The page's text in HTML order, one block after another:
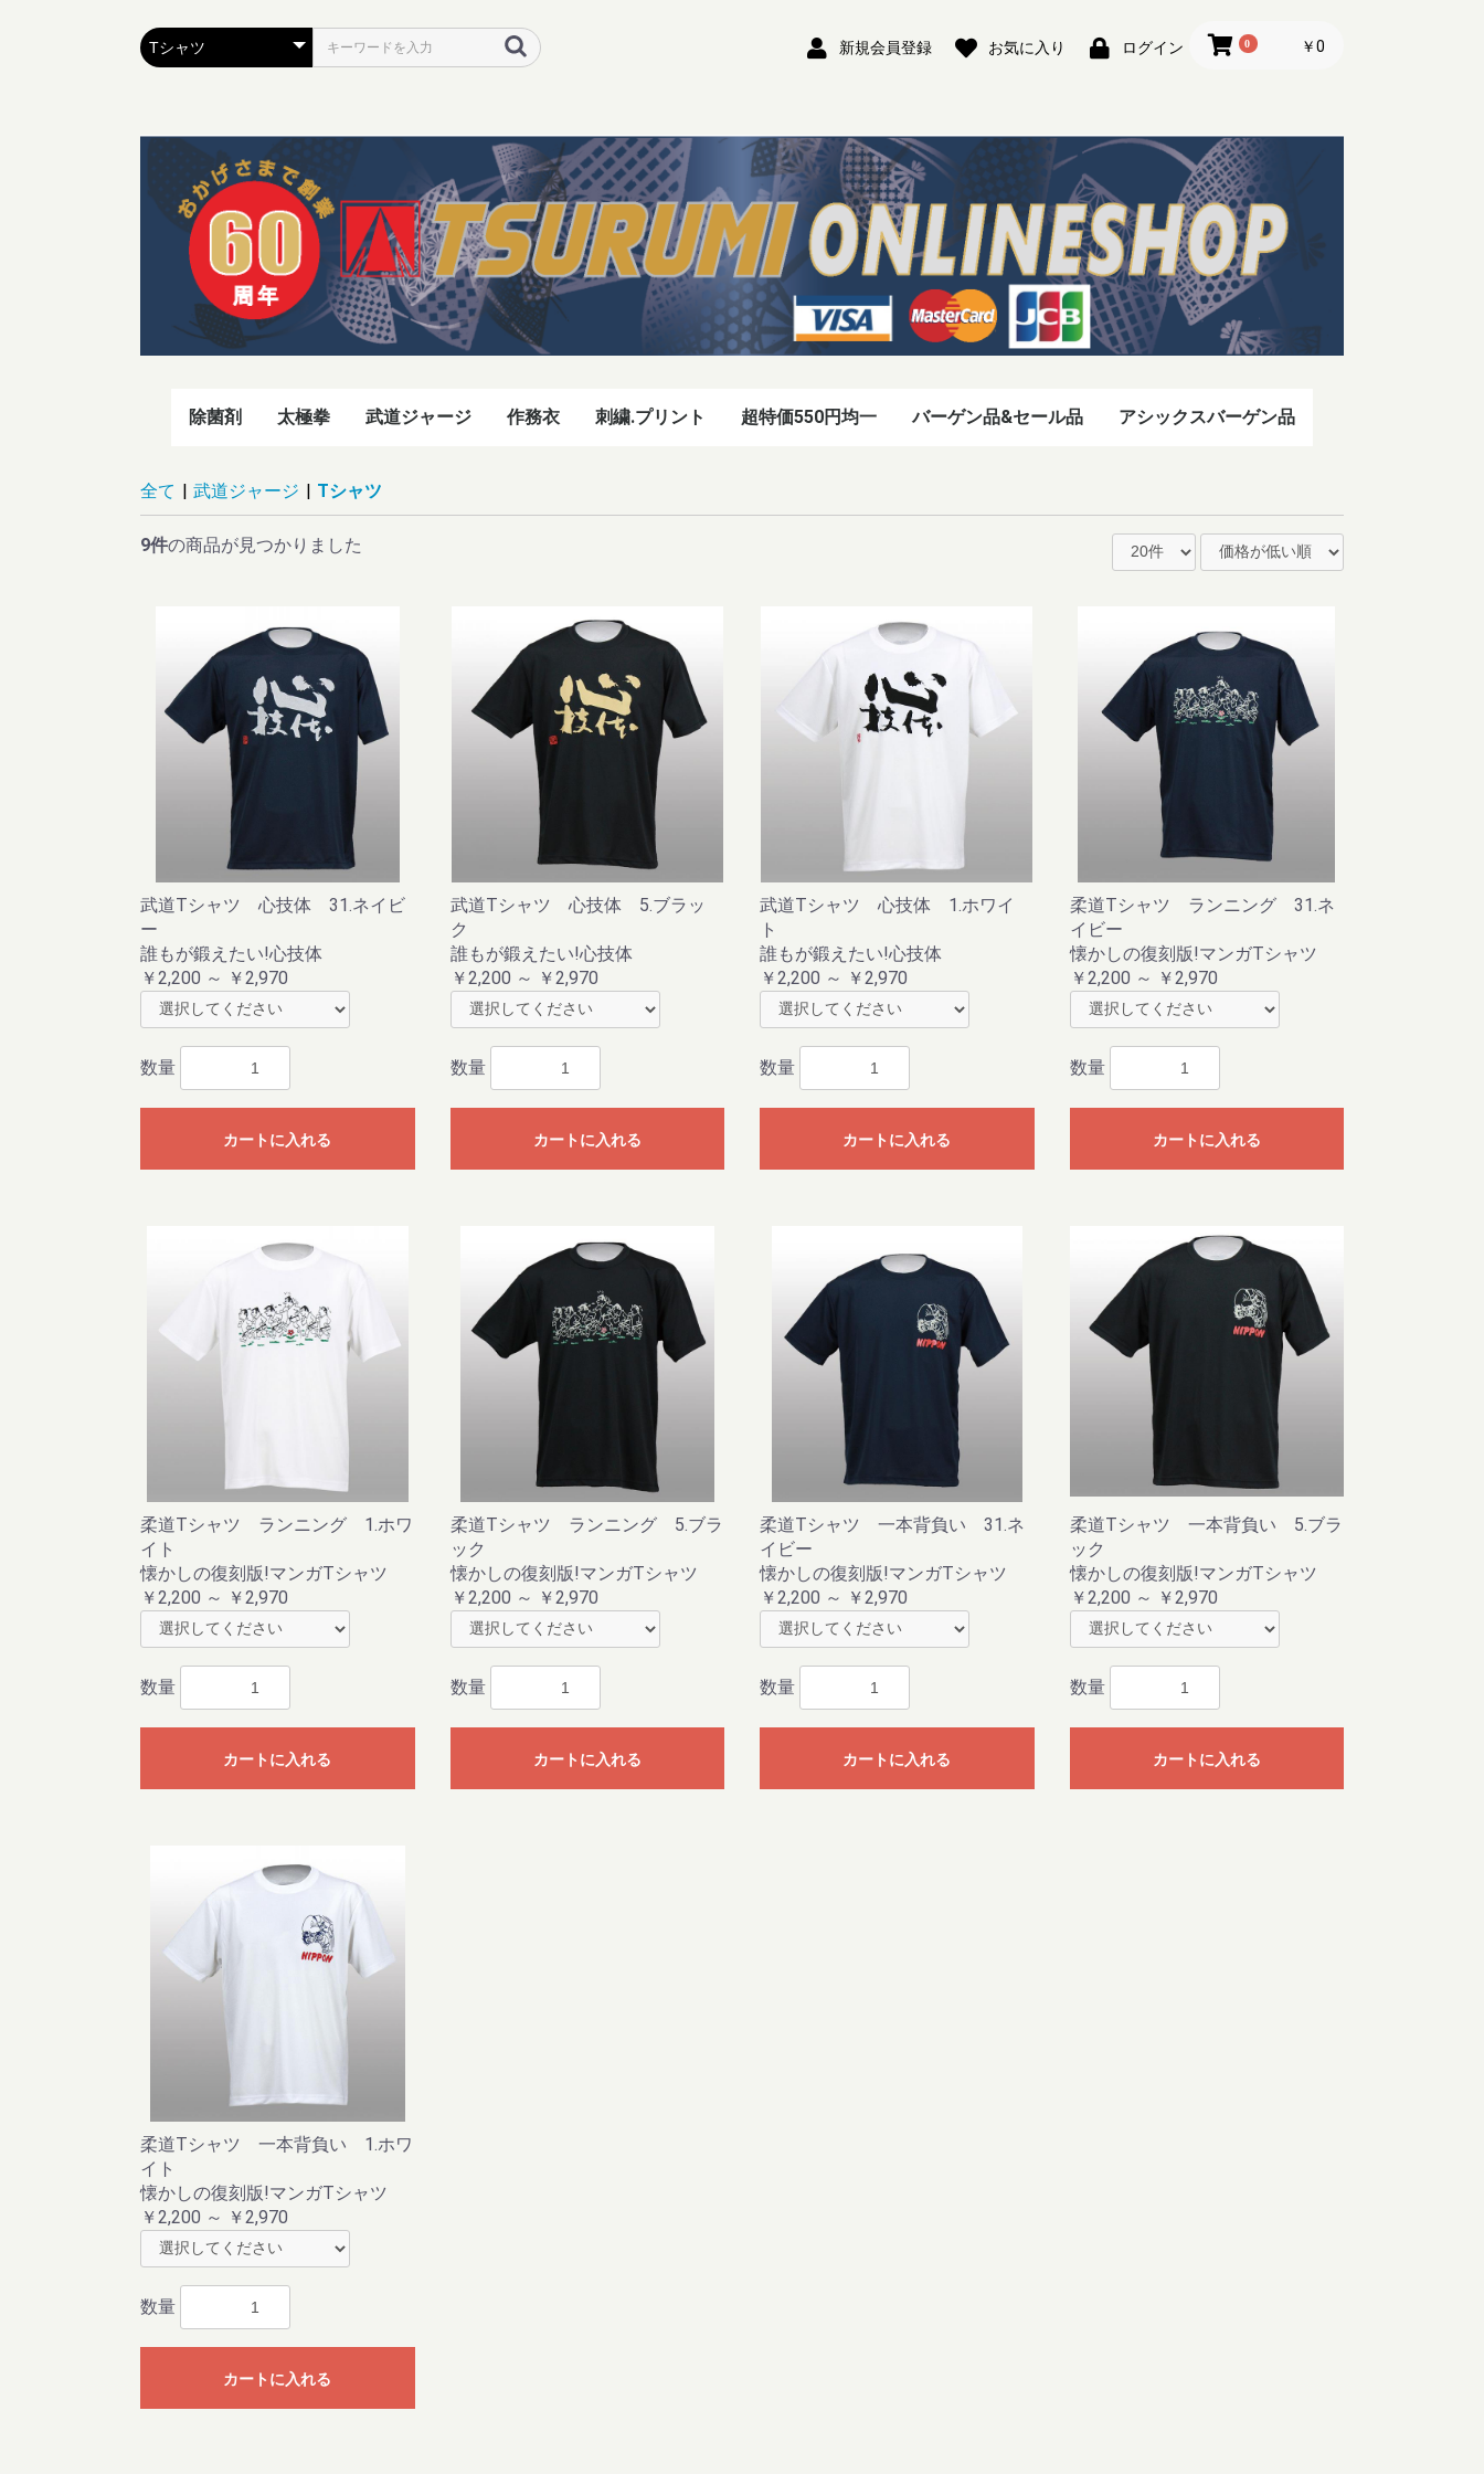
新規会員登録 お気に入り ログイン 0 ￥0
除菌剤 太極拳
等
武道ジャージ 作務衣 刺繍.プリント 超特価550円均一 バーゲン品&セール品 アシックスバーゲン品
全て | 武道ジャージ | Tシャツ
9件の商品が見つかりました
武道Tシャツ 心技体 31.ネイビ
ー
誰もが鍛えたい!心技体
￥2,200 ～ ￥2,970
数量
カートに入れる
武道Tシャツ 心技体 5.ブラッ
ク
誰もが鍛えたい!心技体
￥2,200 ～ ￥2,970
数量
カートに入れる
武道Tシャツ 心技体 1.ホワイ
ト
誰もが鍛えたい!心技体
￥2,200 ～ ￥2,970
数量
カートに入れる
柔道Tシャツ ランニング 31.ネ
イビー
懐かしの復刻版!マンガTシャツ
￥2,200 ～ ￥2,970
数量
カートに入れる
柔道Tシャツ ランニング 1.ホワ
イト
懐かしの復刻版!マンガTシャツ
￥2,200 ～ ￥2,970
数量
カートに入れる
柔道Tシャツ ランニング 5.ブラ
ック
懐かしの復刻版!マンガTシャツ
￥2,200 ～ ￥2,970
数量
カートに入れる
柔道Tシャツ 一本背負い 31.ネ
イビー
懐かしの復刻版!マンガTシャツ
￥2,200 ～ ￥2,970
数量
カートに入れる
柔道Tシャツ 一本背負い 5.ブラ
ック
懐かしの復刻版!マンガTシャツ
￥2,200 ～ ￥2,970
数量
カートに入れる
柔道Tシャツ 一本背負い 1.ホワ
イト
懐かしの復刻版!マンガTシャツ
￥2,200 ～ ￥2,970
数量
カートに入れる
お買い物を続ける カートへ進む